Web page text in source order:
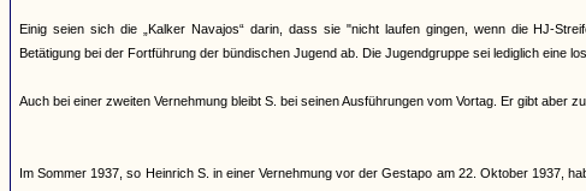
Einig seien sich die „Kalker Navajos“ darin, dass sie "nicht laufen gingen, wenn die HJ-
Betätigung bei der Fortführung der bündischen Jugend ab. Die Jugendgruppe sei lediglich eine
Auch bei einer zweiten Vernehmung bleibt S. bei seinen Ausführungen vom Vortag. Er gibt aber
Im Sommer 1937, so Heinrich S. in einer Vernehmung vor der Gestapo am 22. Oktober 1937,